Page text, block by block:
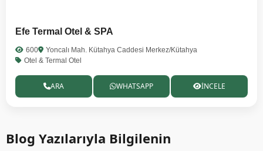
Efe Termal Otel & SPA
600
Yoncalı Mah. Kütahya Caddesi Merkez/Kütahya
Otel & Termal Otel
ARA WHATSAPP İNCELE
Blog Yazılarıyla Bilgilenin